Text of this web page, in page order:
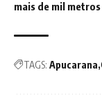
mais de mil
TAGS: Apucarana